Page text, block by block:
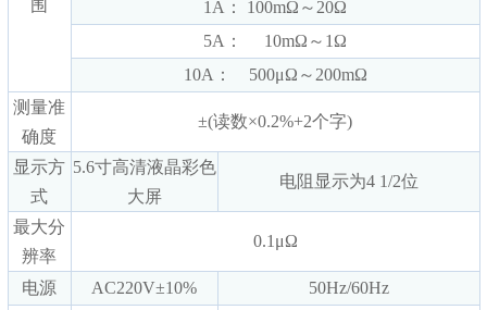
围
1A： 100mΩ～20Ω
5A： 10mΩ～1Ω
10A： 500μΩ～200mΩ
测量准
确度
±(读数×0.2%+2个字)
显示方
式
5.6寸高清液晶彩色
大屏
电阻显示为4 1/2位
最大分
辨率
0.1μΩ
电源 AC220V±10%
50Hz/60Hz